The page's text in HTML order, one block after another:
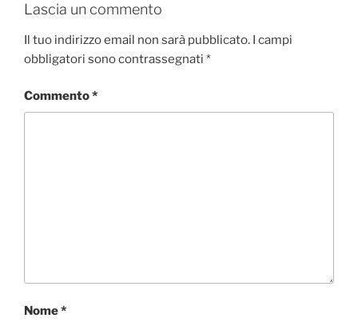
Lascia un commento
Il tuo indirizzo email non sarà pubblicato. I campi
obbligatori sono contrassegnati *
Commento*
Nome*